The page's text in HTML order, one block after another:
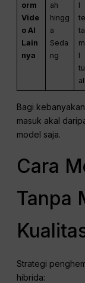
orm
Vide
o AI
Lain
nya
ah
hingg
a
Seda
ng
l
l
al
Bagi
masuk akal
model saja.
Cara
Tanpa
Strategi
hibrida: